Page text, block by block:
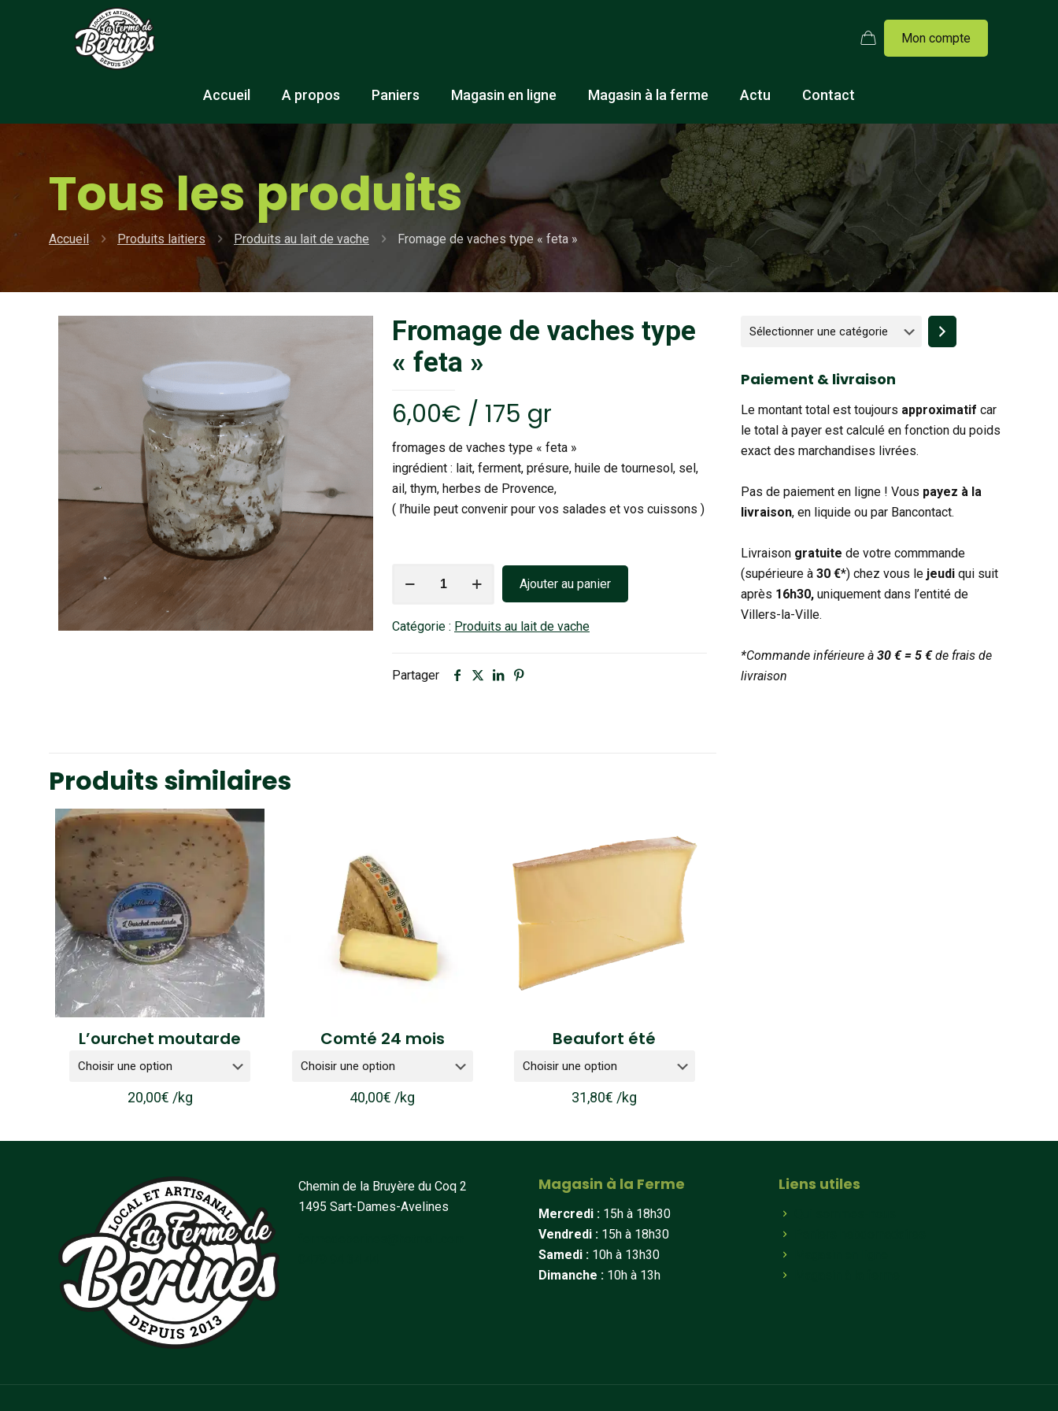
Mon compte
Accueil A propos Paniers Magasin en ligne Magasin à la ferme Actu Contact
Tous les produits
Accueil Produits laitiers Produits au lait de vache Fromage de vaches type « feta »
Fromage de vaches type
« feta »
6,00€ / 175 gr
fromages de vaches type « feta »
ingrédient : lait, ferment, présure, huile de tournesol, sel,
ail, thym, herbes de Provence,
( l’huile peut convenir pour vos salades et vos cuissons )
de
type
Ajouter au panier
Catégorie : Produits au lait de vache
Partager
Produits similaires
L’ourchet moutarde
20,00€ /kg
Comté 24 mois
40,00€ /kg
Beaufort été
31,80€ /kg
Sélectionner
une
Paiement & livraison
Le montant total est toujours approximatif car
le total à payer est calculé en fonction du poids
exact des marchandises livrées.
Pas de paiement en ligne ! Vous payez à la
livraison, en liquide ou par Bancontact.
Livraison gratuite de votre commmande
(supérieure à 30 €*) chez vous le jeudi qui suit
après 16h30, uniquement dans l’entité de
Villers-la-Ville.
*Commande inférieure à 30 € = 5 €de frais de
livraison
Chemin de la Bruyère du Coq 2
1495 Sart-Dames-Avelines
Magasin à la Ferme
Mercredi : 15h à 18h30
Vendredi : 15h à 18h30
Samedi : 10h à 13h30
Dimanche : 10h à 13h
Liens utiles